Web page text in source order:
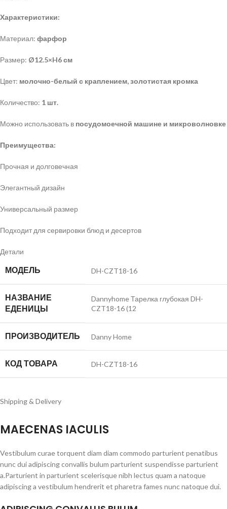
Характеристики:
Материал: фарфор
Размер: Ø12.5×H6 см
Цвет: молочно-белый с краплением, золотистая кромка
Количество: 1 шт.
Можно использовать в посудомоечной машине и микроволновке
Преимущества:
Прочная и долговечная
Элегантный дизайн
Универсальный размер
Подходит для сервировки блюд и десертов
Детали
МОДЕЛЬ DH-CZT18-16
НАЗВАНИЕ
ЕДЕНИЦЫ
Dannyhome Тарелка глубокая DH-
CZT18-16 (12
ПРОИЗВОДИТЕЛЬ Danny Home
КОД ТОВАРА DH-CZT18-16
Shipping & Delivery
MAECENAS IACULIS
Vestibulum curae torquent diam diam commodo parturient penatibus
nunc dui adipiscing convallis bulum parturient suspendisse parturient
a.Parturient in parturient scelerisque nibh lectus quam a natoque
adipiscing a vestibulum hendrerit et pharetra fames nunc natoque dui.